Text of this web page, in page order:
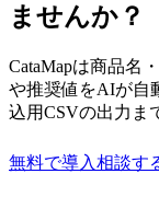
ませんか？
CataMapは商品名
や推奨値をAIが自
込用CSVの出力ま
無料で導入相談す